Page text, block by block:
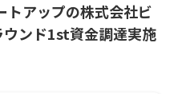
トアップの株式会社ビ
ウンド1st資金調達実施